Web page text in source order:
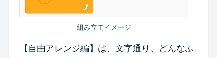
組み立てイメージ
【自由アレンジ編】は、文字通り、どんなふ